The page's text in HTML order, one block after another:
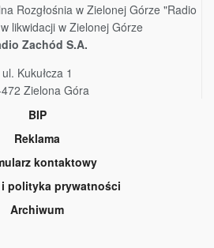
Rozgłośnia w Zielonej Górze "Radio
likwidacji w Zielonej Górze
Zachód S.A.
ul. Kukułcza 1
Zielona Góra
BIP
Reklama
kontaktowy
polityka prywatności
Archiwum